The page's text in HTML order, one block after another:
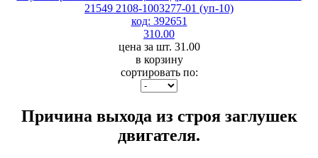
21549 2108-1003277-01 (уп-10)
код: 392651
310.00
цена за шт. 31.00
в корзину
сортировать по:
Причина выхода из строя заглушек
двигателя.